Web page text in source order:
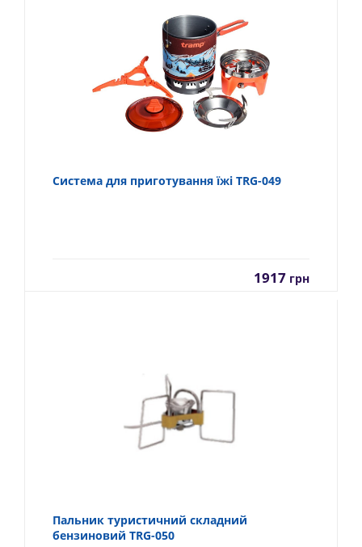
Система для приготування їжі TRG-049
1917 грн
Пальник туристичний складний
бензиновий TRG-050